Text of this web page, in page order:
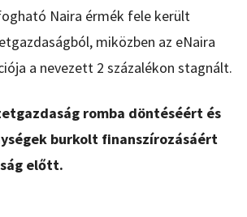
Naira érmék fele került
miközben az eNaira
a nevezett 2 százalékon stagnált.
romba döntéséért és
burkolt finanszírozásáért
előtt.